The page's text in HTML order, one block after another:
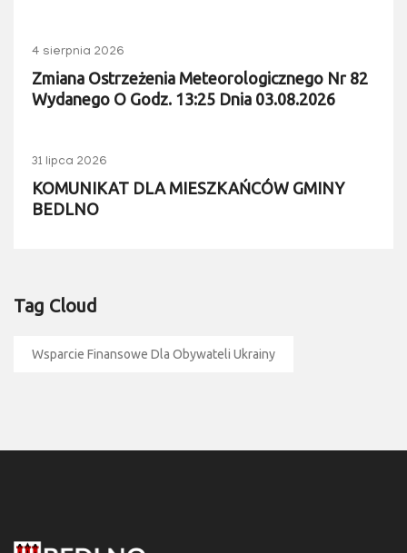
4 sierpnia 2026
Zmiana Ostrzeżenia Meteorologicznego Nr 82
Wydanego O Godz. 13:25 Dnia 03.08.2026
31 lipca 2026
KOMUNIKAT DLA MIESZKAŃCÓW GMINY
BEDLNO
Tag Cloud
Wsparcie Finansowe Dla Obywateli Ukrainy